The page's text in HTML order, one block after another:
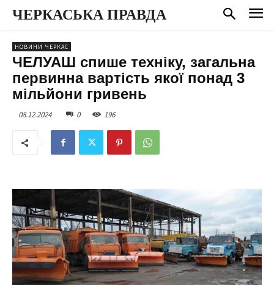
ЧЕРКАСЬКА ПРАВДА
НОВИНИ ЧЕРКАС
ЧЕЛУАШ спише техніку, загальна
первинна вартість якої понад 3
мільйони гривень
08.12.2024 0 196